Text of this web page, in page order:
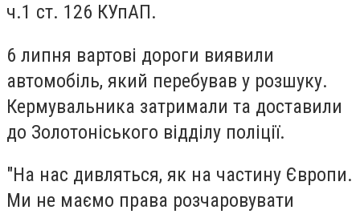
ч.1 ст. 126 КУпАП.
6 липня вартові дороги виявили
автомобіль, який перебував у розшуку.
Кермувальника затримали та доставили
до Золотоніського відділу поліції.
"На нас дивляться, як на частину Європи.
Ми не маємо права розчаровувати